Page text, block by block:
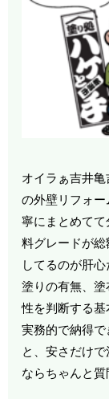
オイラぁ吉井
の外壁リフォ
寧にまとめて
料グレードが
してるのが肝
塗りの有無、
性を判断する
実務的で納得
と、安さだけ
ならちゃんと質